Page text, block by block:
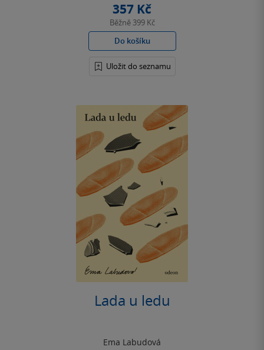
357 Kč
Běžně 399 Kč
Do košíku
Uložit do seznamu
Lada u ledu
Ema Labudová